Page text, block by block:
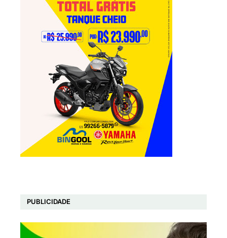
PUBLICIDADE